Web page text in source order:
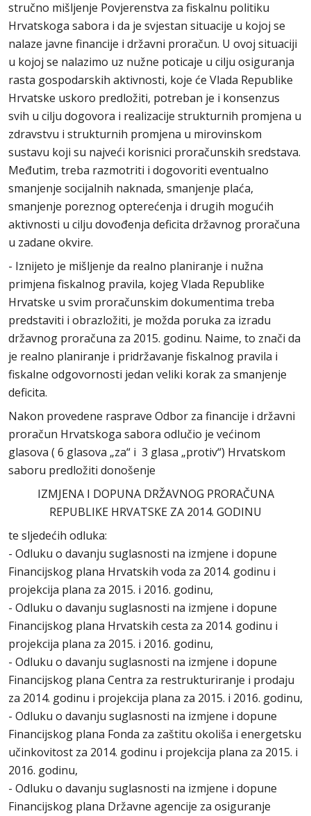
stručno mišljenje Povjerenstva za fiskalnu politiku
Hrvatskoga sabora i da je svjestan situacije u kojoj se
nalaze javne financije i državni proračun. U ovoj situaciji
u kojoj se nalazimo uz nužne poticaje u cilju osiguranja
rasta gospodarskih aktivnosti, koje će Vlada Republike
Hrvatske uskoro predložiti, potreban je i konsenzus
svih u cilju dogovora i realizacije strukturnih promjena u
zdravstvu i strukturnih promjena u mirovinskom
sustavu koji su najveći korisnici proračunskih sredstava.
Međutim, treba razmotriti i dogovoriti eventualno
smanjenje socijalnih naknada, smanjenje plaća,
smanjenje poreznog opterećenja i drugih mogućih
aktivnosti u cilju dovođenja deficita državnog proračuna
u zadane okvire.
- Iznijeto je mišljenje da realno planiranje i nužna
primjena fiskalnog pravila, kojeg Vlada Republike
Hrvatske u svim proračunskim dokumentima treba
predstaviti i obrazložiti, je možda poruka za izradu
državnog proračuna za 2015. godinu. Naime, to znači da
je realno planiranje i pridržavanje fiskalnog pravila i
fiskalne odgovornosti jedan veliki korak za smanjenje
deficita.
Nakon provedene rasprave Odbor za financije i državni
proračun Hrvatskoga sabora odlučio je većinom
glasova ( 6 glasova „za“ i 3 glasa „protiv“) Hrvatskom
saboru predložiti donošenje
IZMJENA I DOPUNA DRŽAVNOG PRORAČUNA
REPUBLIKE HRVATSKE ZA 2014. GODINU
te sljedećih odluka:
- Odluku o davanju suglasnosti na izmjene i dopune
Financijskog plana Hrvatskih voda za 2014. godinu i
projekcija plana za 2015. i 2016. godinu,
- Odluku o davanju suglasnosti na izmjene i dopune
Financijskog plana Hrvatskih cesta za 2014. godinu i
projekcija plana za 2015. i 2016. godinu,
- Odluku o davanju suglasnosti na izmjene i dopune
Financijskog plana Centra za restrukturiranje i prodaju
za 2014. godinu i projekcija plana za 2015. i 2016. godinu,
- Odluku o davanju suglasnosti na izmjene i dopune
Financijskog plana Fonda za zaštitu okoliša i energetsku
učinkovitost za 2014. godinu i projekcija plana za 2015. i
2016. godinu,
- Odluku o davanju suglasnosti na izmjene i dopune
Financijskog plana Državne agencije za osiguranje